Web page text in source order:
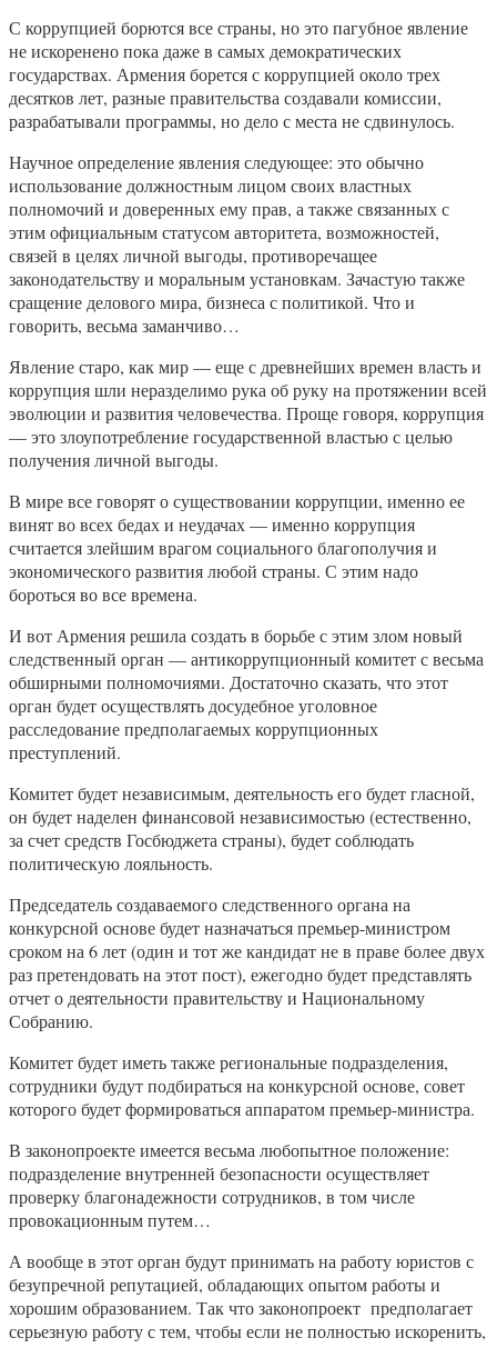
С коррупцией борются все страны, но это пагубное явление
не искоренено пока даже в самых демократических
государствах. Армения борется с коррупцией около трех
десятков лет, разные правительства создавали комиссии,
разрабатывали программы, но дело с места не сдвинулось.
Научное определение явления следующее: это обычно
использование должностным лицом своих властных
полномочий и доверенных ему прав, а также связанных с
этим официальным статусом авторитета, возможностей,
связей в целях личной выгоды, противоречащее
законодательству и моральным установкам. Зачастую также
сращение делового мира, бизнеса с политикой. Что и
говорить, весьма заманчиво…
Явление старо, как мир — еще с древнейших времен власть и
коррупция шли неразделимо рука об руку на протяжении всей
эволюции и развития человечества. Проще говоря, коррупция
— это злоупотребление государственной властью с целью
получения личной выгоды.
В мире все говорят о существовании коррупции, именно ее
винят во всех бедах и неудачах — именно коррупция
считается злейшим врагом социального благополучия и
экономического развития любой страны. С этим надо
бороться во все времена.
И вот Армения решила создать в борьбе с этим злом новый
следственный орган — антикоррупционный комитет с весьма
обширными полномочиями. Достаточно сказать, что этот
орган будет осуществлять досудебное уголовное
расследование предполагаемых коррупционных
преступлений.
Комитет будет независимым, деятельность его будет гласной,
он будет наделен финансовой независимостью (естественно,
за счет средств Госбюджета страны), будет соблюдать
политическую лояльность.
Председатель создаваемого следственного органа на
конкурсной основе будет назначаться премьер-министром
сроком на 6 лет (один и тот же кандидат не в праве более двух
раз претендовать на этот пост), ежегодно будет представлять
отчет о деятельности правительству и Национальному
Собранию.
Комитет будет иметь также региональные подразделения,
сотрудники будут подбираться на конкурсной основе, совет
которого будет формироваться аппаратом премьер-министра.
В законопроекте имеется весьма любопытное положение:
подразделение внутренней безопасности осуществляет
проверку благонадежности сотрудников, в том числе
провокационным путем…
А вообще в этот орган будут принимать на работу юристов с
безупречной репутацией, обладающих опытом работы и
хорошим образованием. Так что законопроект предполагает
серьезную работу с тем, чтобы если не полностью искоренить,